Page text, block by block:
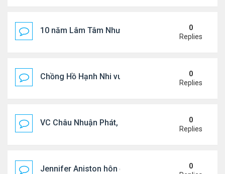
10 năm Lâm Tâm Như - Hoắc Kiến Hoa
0
Replies
Chồng Hồ Hạnh Nhi vui vẻ ôm người cũ của vợ
0
Replies
VC Châu Nhuận Phát, Lưu Gia Linh viếng vợ cũ ..
0
Replies
Jennifer Aniston hôn đắm đuối bạn trai trên du
0